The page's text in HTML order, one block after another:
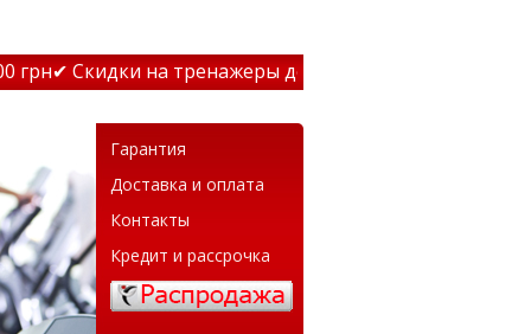
✔ Скидки на тренажеры до 15% Звони! ✔ Бесплатная
Гарантия
Доставка и оплата
Контакты
Кредит и рассрочка